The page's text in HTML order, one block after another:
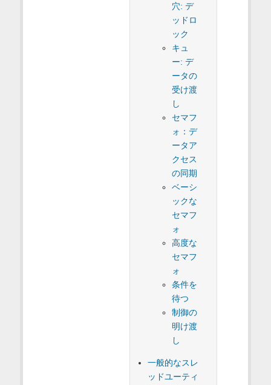
穴: デ
ッドロ
ック
キュ
ー: デ
ータの
受け渡
し
セマフ
ォ：デ
ータア
クセス
の同期
ベーシ
ックな
セマフ
ォ
高度な
セマフ
ォ
条件を
待つ
制御の
明け渡
し
一般的なスレ
ッドユーティ